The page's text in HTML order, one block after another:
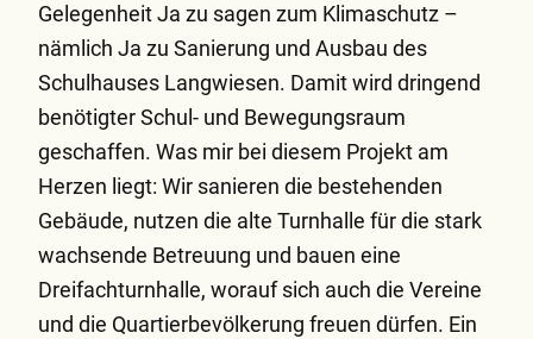
Gelegenheit Ja zu sagen zum Klimaschutz –
nämlich Ja zu Sanierung und Ausbau des
Schulhauses Langwiesen. Damit wird dringend
benötigter Schul- und Bewegungsraum
geschaffen. Was mir bei diesem Projekt am
Herzen liegt: Wir sanieren die bestehenden
Gebäude, nutzen die alte Turnhalle für die stark
wachsende Betreuung und bauen eine
Dreifachturnhalle, worauf sich auch die Vereine
und die Quartierbevölkerung freuen dürfen. Ein